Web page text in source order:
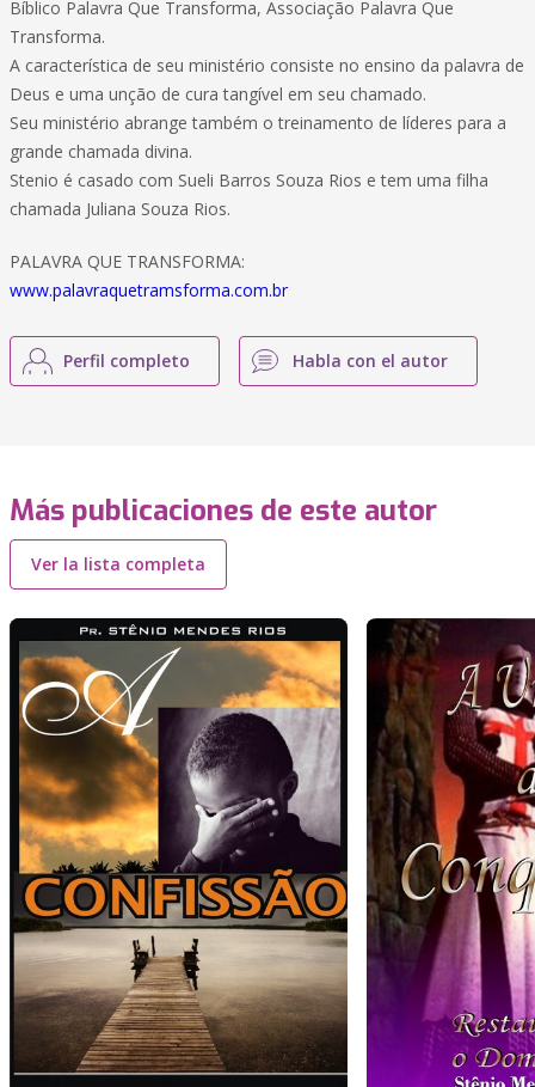
Bíblico Palavra Que Transforma, Associação Palavra Que
Transforma.
A característica de seu ministério consiste no ensino da palavra de
Deus e uma unção de cura tangível em seu chamado.
Seu ministério abrange também o treinamento de líderes para a
grande chamada divina.
Stenio é casado com Sueli Barros Souza Rios e tem uma filha
chamada Juliana Souza Rios.
PALAVRA QUE TRANSFORMA:
www.palavraquetramsforma.com.br
Perfil completo Habla con el autor
Más publicaciones de este autor
Ver la lista completa